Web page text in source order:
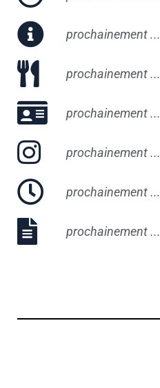
prochainement ...
prochainement ...
prochainement ...
prochainement ...
prochainement ...
prochainement ...